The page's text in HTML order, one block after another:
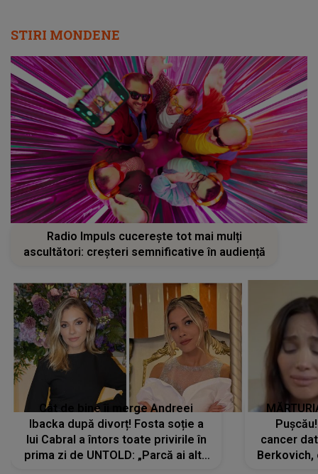
STIRI MONDENE
Radio Impuls cucerește tot mai mulți
ascultători: creșteri semnificative în audiență
Cât de bine îi merge Andreei
Ibacka după divorț! Fosta soție a
lui Cabral a întors toate privirile în
prima zi de UNTOLD: „Parcă ai altă
cancer